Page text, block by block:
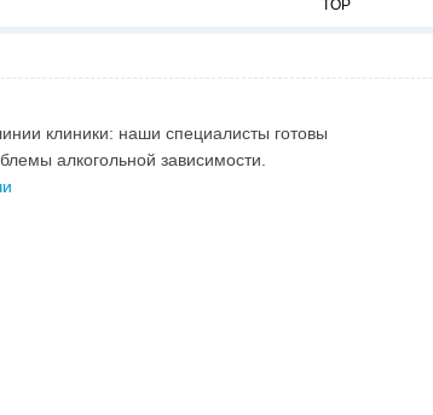
TOP
клиники: наши специалисты готовы
алкогольной зависимости.